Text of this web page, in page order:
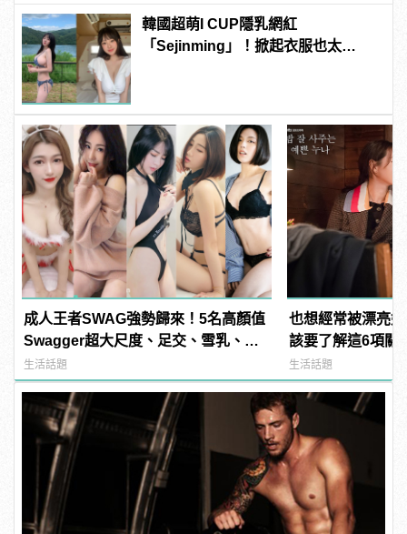
韓國超萌I CUP隱乳網紅
「Sejinming」！掀起衣服也太
成人王者SWAG強勢歸來！5名高顏值
Swagger超大尺度、足交、雪乳、粉
紅海鮮通通有，親自教你人與人的連
結！ | manfashion這樣變型男
生活話題
也想經常被漂亮
該要了解這6項關
麼
生活話題